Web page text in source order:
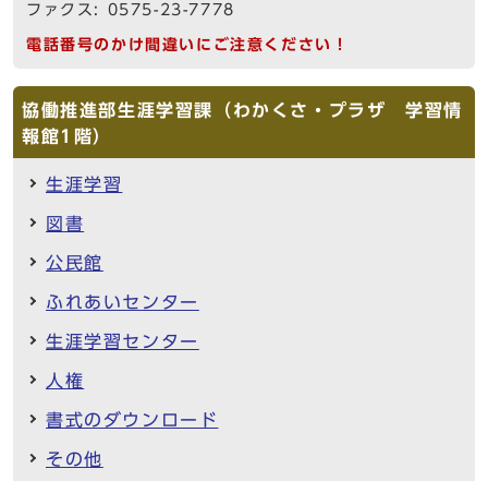
ファクス: 0575-23-7778
電話番号のかけ間違いにご注意ください！
協働推進部生涯学習課（わかくさ・プラザ 学習情
報館1階）
生涯学習
図書
公民館
ふれあいセンター
生涯学習センター
人権
書式のダウンロード
その他